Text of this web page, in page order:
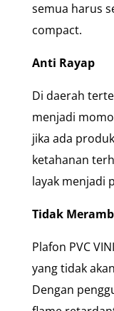
semua harus
compact.
Anti Rayap
Di daerah
menjadi
jika ada
ketahanan
layak menjadi
Tidak
Plafon PVC
yang tidak
Dengan